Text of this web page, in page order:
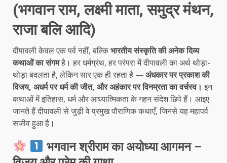
(भगवान राम, लक्ष्मी माता, समुद्र मंथन,
राजा बलि आदि)
दीपावली केवल एक पर्व नहीं, बल्किभारतीय संस्कृति की अनेक दिव्य
कथाओं का संगमहै। हर धर्मग्रंथ, हर परंपरा में दीपावली का अर्थ थोड़ा-
थोड़ा बदलता है, लेकिन सार एक ही रहता है —अंधकार पर प्रकाश की
विजय, अधर्म पर धर्म की जीत, और अहंकार पर विनम्रता का वर्चस्व। इन
कथाओं में इतिहास, धर्म और आध्यात्मिकता के गहन संदेश छिपे हैं। आइए
जानते हैं दीपावली से जुड़ी वे प्रमुख पौराणिक कथाएँ, जिनसे यह महापर्व
सजीव हुआ है।
भगवान श्रीराम का अयोध्या आगमन –